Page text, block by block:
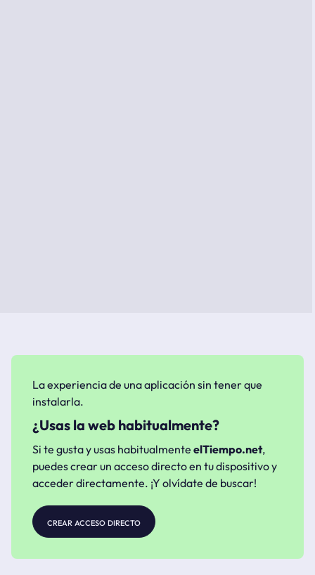
La experiencia de una aplicación sin tener que
instalarla.
¿Usas la web habitualmente?
Si te gusta y usas habitualmente elTiempo.net,
puedes crear un acceso directo en tu dispositivo y
acceder directamente. ¡Y olvídate de buscar!
crear acceso directo